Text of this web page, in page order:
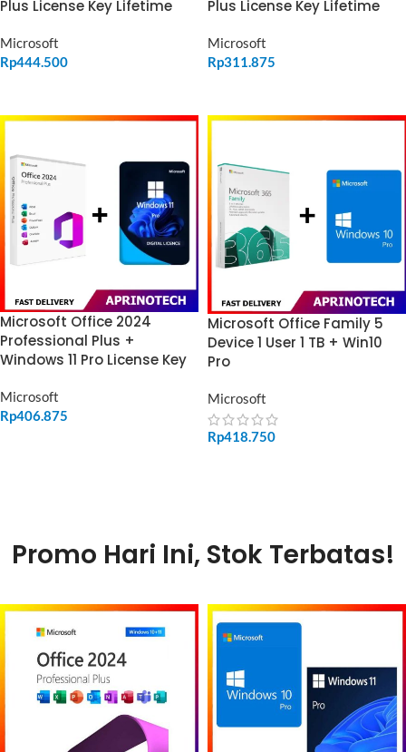
Plus License Key Lifetime
Microsoft
Rp444.500
Plus License Key Lifetime
Microsoft
Rp311.875
Microsoft Office 2024
Professional Plus +
Windows 11 Pro License Key
Microsoft
Rp406.875
Microsoft Office Family 5
Device 1 User 1 TB + Win10
Pro
Microsoft
Rp418.750
Promo Hari Ini, Stok Terbatas!